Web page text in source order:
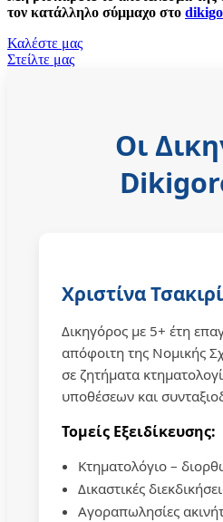
τον κατάλληλο σύμμαχο στο
Καλέστε μας
Στείλτε μας
Οι
Χριστίνα
Δικηγόρος με 5+ έτη
απόφοιτη της Νομικής
σε ζητήματα
υποθέσεων και
Τομείς Εξειδίκευσης:
Κτηματολόγιο –
Δικαστικές
Αγοραπωλησίες